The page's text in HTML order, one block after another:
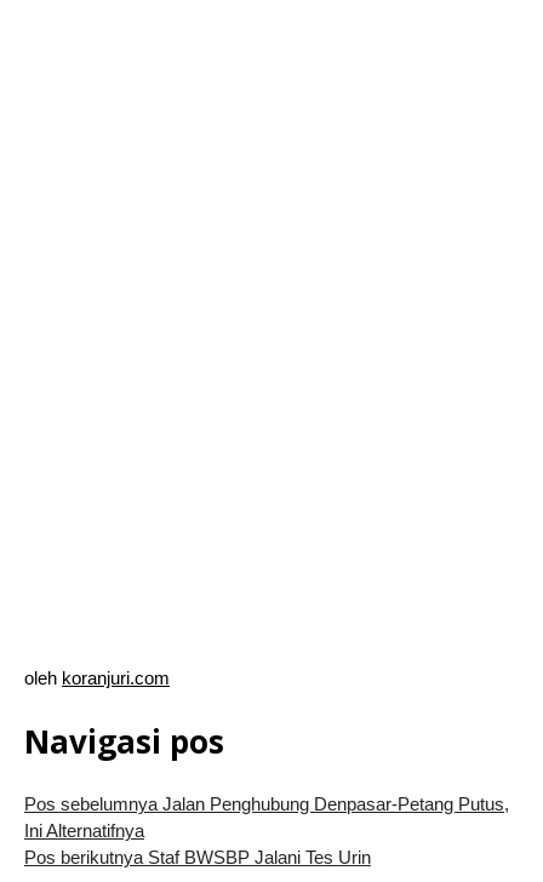
oleh koranjuri.com
Navigasi pos
Pos sebelumnyaJalan Penghubung Denpasar-Petang Putus,
Ini Alternatifnya
Pos berikutnyaStaf BWSBP Jalani Tes Urin